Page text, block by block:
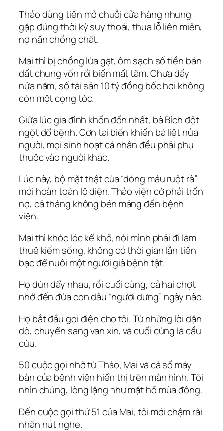
Thảo dùng tiền mở chuỗi cửa hàng nhưng
gặp đúng thời kỳ suy thoái, thua lỗ liên miên,
nợ nần chồng chất.
Mai thì bị chồng lừa gạt, ôm sạch số tiền bán
đất chung vốn rồi biến mất tăm. Chưa đầy
nửa năm, số tài sản 10 tỷ đồng bốc hơi không
còn một cọng tóc.
Giữa lúc gia đình khốn đốn nhất, bà Bích đột
ngột đổ bệnh. Cơn tai biến khiến bà liệt nửa
người, mọi sinh hoạt cá nhân đều phải phụ
thuộc vào người khác.
Lúc này, bộ mặt thật của “dòng máu ruột rà”
mới hoàn toàn lộ diện. Thảo viện cớ phải trốn
nợ, cả tháng không bén mảng đến bệnh
viện.
Mai thì khóc lóc kể khổ, nói mình phải đi làm
thuê kiếm sống, không có thời gian lẫn tiền
bạc để nuôi một người già bệnh tật.
Họ đùn đẩy nhau, rồi cuối cùng, cả hai chợt
nhớ đến đứa con dâu “người dưng” ngày nào.
Họ bắt đầu gọi điện cho tôi. Từ những lời dặn
dò, chuyển sang van xin, và cuối cùng là cầu
cứu.
50 cuộc gọi nhỡ từ Thảo, Mai và cả số máy
bàn của bệnh viện hiển thị trên màn hình. Tôi
nhìn chúng, lòng lặng như mặt hồ mùa đông.
Đến cuộc gọi thứ 51 của Mai, tôi mới chậm rãi
nhấn nút nghe.